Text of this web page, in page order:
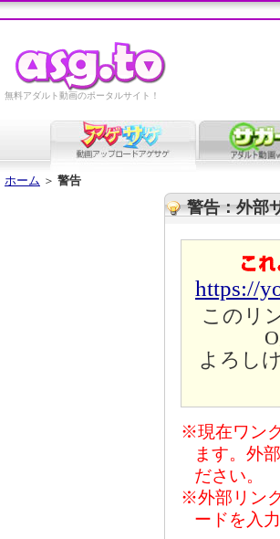
無料アダルト動画のポータルサイト！
ホーム ＞ 警告
警告：外部
https://
このリ
よろし
※現在ワン
ます。外
ださい。
※外部リン
ードを入